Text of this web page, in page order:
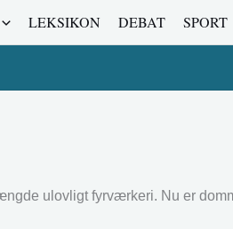
LEKSIKON DEBAT SPORT
ulovligt fyrværkeri. Nu er